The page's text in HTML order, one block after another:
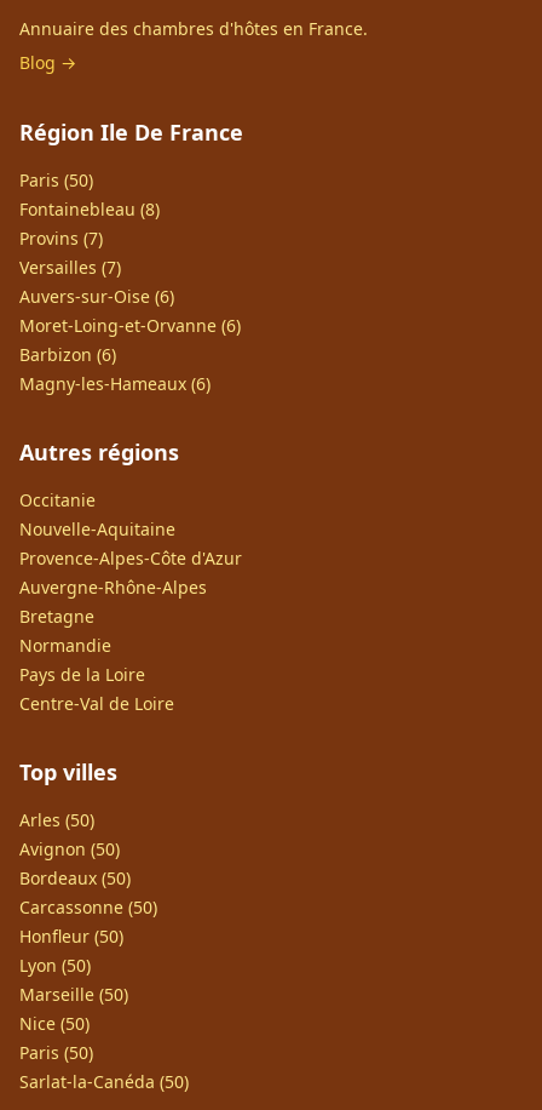
Annuaire des chambres d'hôtes en France.
Blog →
Région Ile De France
Paris (50)
Fontainebleau (8)
Provins (7)
Versailles (7)
Auvers-sur-Oise (6)
Moret-Loing-et-Orvanne (6)
Barbizon (6)
Magny-les-Hameaux (6)
Autres régions
Occitanie
Nouvelle-Aquitaine
Provence-Alpes-Côte d'Azur
Auvergne-Rhône-Alpes
Bretagne
Normandie
Pays de la Loire
Centre-Val de Loire
Top villes
Arles (50)
Avignon (50)
Bordeaux (50)
Carcassonne (50)
Honfleur (50)
Lyon (50)
Marseille (50)
Nice (50)
Paris (50)
Sarlat-la-Canéda (50)